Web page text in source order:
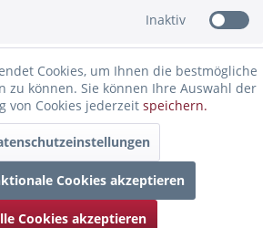
schreiben und diskutieren...
mehr
Hersteller sind verfübar......mehr
ebenfalls angesehen
Inaktiv
Cookies, um Ihnen die bestmögliche
zu können. Sie können Ihre Auswahl der
von Cookies jederzeit speichern.
Cookies akzeptieren
Cookies akzeptieren